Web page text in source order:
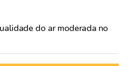
do ar moderada no